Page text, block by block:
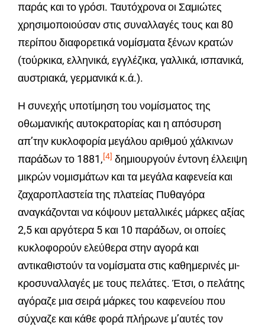
παράς και το γρόσι. Ταυτόχρονα οι Σαμιώτες
χρησιμοποιούσαν στις συναλλαγές τους και 80
περίπου διαφορετικά νομίσματα ξένων κρατών
(τούρκικα, ελληνικά, εγγλέζικα, γαλλικά, ισπανικά,
αυστριακά, γερμανικά κ.ά.).
Η συνεχής υποτίμηση του νομίσματος της
οθωμανικής αυτοκρατορίας και η απόσυρση
απ’την κυκλοφορία μεγάλου αριθμού χάλκινων
παράδων το 1881,[4] δημιουργούν έντονη έλλειψη
μικρών νομισμάτων και τα μεγάλα καφενεία και
ζαχαροπλαστεία της πλατείας Πυθαγόρα
αναγκάζονται να κόψουν μεταλλικές μάρκες αξίας
2,5 και αργότερα 5 και 10 παράδων, οι οποίες
κυκλοφορούν ελεύθερα στην αγορά και
αντικαθιστούν τα νομίσματα στις καθημερινές μι-
κροσυναλλαγές με τους πελάτες. Έτσι, ο πελάτης
αγόραζε μια σειρά μάρκες του καφενείου που
σύχναζε και κάθε φορά πλήρωνε μ’αυτές τον